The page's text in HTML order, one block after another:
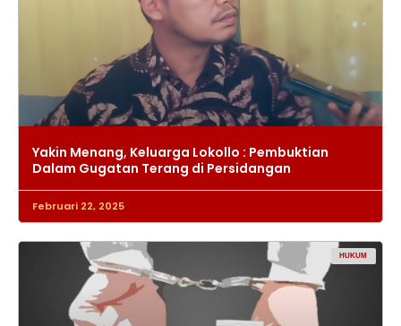
Yakin Menang, Keluarga Lokollo : Pembuktian
Dalam Gugatan Terang di Persidangan
Februari 22, 2025
HUKUM